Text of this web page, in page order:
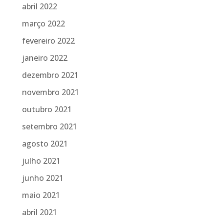
abril 2022
março 2022
fevereiro 2022
janeiro 2022
dezembro 2021
novembro 2021
outubro 2021
setembro 2021
agosto 2021
julho 2021
junho 2021
maio 2021
abril 2021